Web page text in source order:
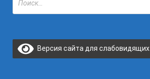
Версия сайта для слабовидящих